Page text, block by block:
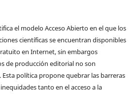
el modelo Acceso Abierto en el que los
científicas se encuentran disponibles
en Internet, sin embargos
de producción editorial no son
política propone quebrar las barreras
tanto en el acceso a la